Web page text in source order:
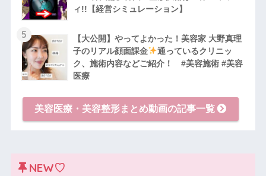
ィ!!【経営シミュレーション】
5
【大公開】やってよかった！美容家 大野真理
子のリアル顔面課金
通っているクリニッ
ク、施術内容などご紹介！ #美容施術 #美容
医療
美容医療・美容整形まとめ動画の記事一覧
NEW♡